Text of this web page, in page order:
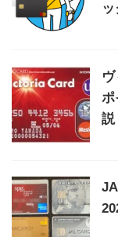
ポ
説